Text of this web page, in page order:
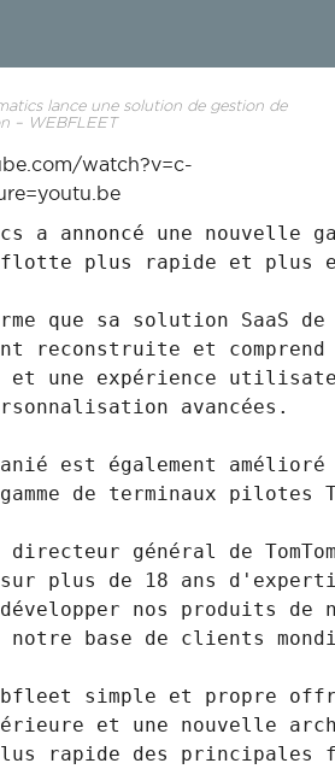
lance une solution de gestion de
– WEBFLEET
watch?v=c-
a annoncé
flotte plus rapide et plus
que sa solution SaaS
reconstruite et
et une expérience
avancées.
est également
de terminaux pilotes
directeur général de
sur plus de 18 ans
nos produits
notre base de clients
simple et propre
et une nouvelle
plus rapide des